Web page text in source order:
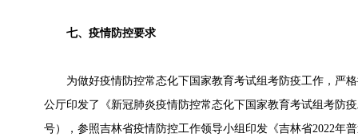
七、疫情防控要求
为做好疫情防控常态化下国家教育考试组考防疫工作，严格
公厅印发了《新冠肺炎疫情防控常态化下国家教育考试组考防
号），参照吉林省疫情防控工作领导小组印发《吉林省2022年